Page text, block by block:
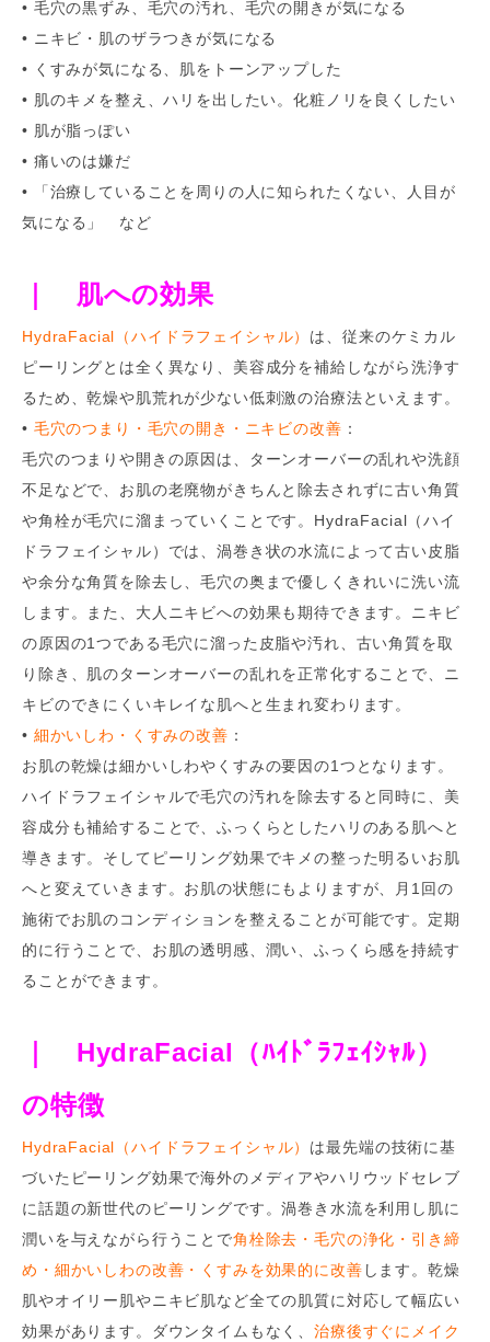
• 毛穴の黒ずみ、毛穴の汚れ、毛穴の開きが気になる
• ニキビ・肌のザラつきが気になる
• くすみが気になる、肌をトーンアップした
• 肌のキメを整え、ハリを出したい。化粧ノリを良くしたい
• 肌が脂っぽい
• 痛いのは嫌だ
• 「治療していることを周りの人に知られたくない、人目が
気になる」 など
｜ 肌への効果
HydraFacial（ハイドラフェイシャル） は、従来のケミカル
ピーリングとは全く異なり、美容成分を補給しながら洗浄す
るため、乾燥や肌荒れが少ない低刺激の治療法といえます。
• 毛穴のつまり・毛穴の開き・ニキビの改善 ：
毛穴のつまりや開きの原因は、ターンオーバーの乱れや洗顔
不足などで、お肌の老廃物がきちんと除去されずに古い角質
や角栓が毛穴に溜まっていくことです。HydraFacial（ハイ
ドラフェイシャル）では、渦巻き状の水流によって古い皮脂
や余分な角質を除去し、毛穴の奥まで優しくきれいに洗い流
します。また、大人ニキビへの効果も期待できます。ニキビ
の原因の1つである毛穴に溜った皮脂や汚れ、古い角質を取
り除き、肌のターンオーバーの乱れを正常化することで、ニ
キビのできにくいキレイな肌へと生まれ変わります。
• 細かいしわ・くすみの改善 ：
お肌の乾燥は細かいしわやくすみの要因の1つとなります。
ハイドラフェイシャルで毛穴の汚れを除去すると同時に、美
容成分も補給することで、ふっくらとしたハリのある肌へと
導きます。そしてピーリング効果でキメの整った明るいお肌
へと変えていきます。お肌の状態にもよりますが、月1回の
施術でお肌のコンディションを整えることが可能です。定期
的に行うことで、お肌の透明感、潤い、ふっくら感を持続す
ることができます。
｜ HydraFacial（ﾊｲﾄﾞﾗﾌｪｲｼｬﾙ）
の特徴
HydraFacial（ハイドラフェイシャル） は最先端の技術に基
づいたピーリング効果で海外のメディアやハリウッドセレブ
に話題の新世代のピーリングです。渦巻き水流を利用し肌に
潤いを与えながら行うことで角栓除去・毛穴の浄化・引き締
め・細かいしわの改善・くすみを効果的に改善 します。乾燥
肌やオイリー肌やニキビ肌など全ての肌質に対応して幅広い
効果があります。ダウンタイムもなく、治療後すぐにメイク